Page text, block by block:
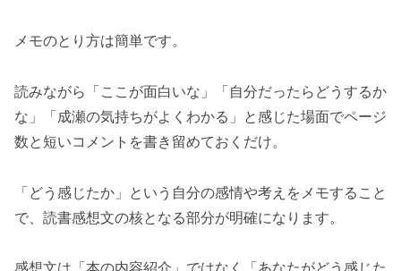
メモのとり方は簡単です。
読みながら「ここが面白いな」「自分だったらどうするか
な」「成瀬の気持ちがよくわかる」と感じた場面でページ
数と短いコメントを書き留めておくだけ。
「どう感じたか」という自分の感情や考えをメモすること
で、読書感想文の核となる部分が明確になります。